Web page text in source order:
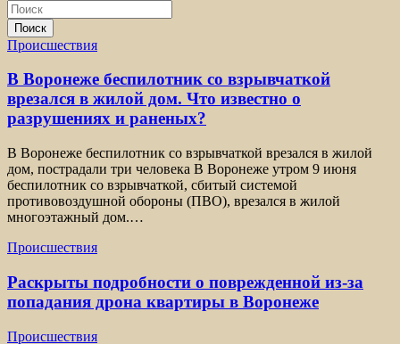
Поиск
Происшествия
В Воронеже беспилотник со взрывчаткой
врезался в жилой дом. Что известно о
разрушениях и раненых?
В Воронеже беспилотник со взрывчаткой врезался в жилой
дом, пострадали три человека В Воронеже утром 9 июня
беспилотник со взрывчаткой, сбитый системой
противовоздушной обороны (ПВО), врезался в жилой
многоэтажный дом.…
Происшествия
Раскрыты подробности о поврежденной из-за
попадания дрона квартиры в Воронеже
Происшествия